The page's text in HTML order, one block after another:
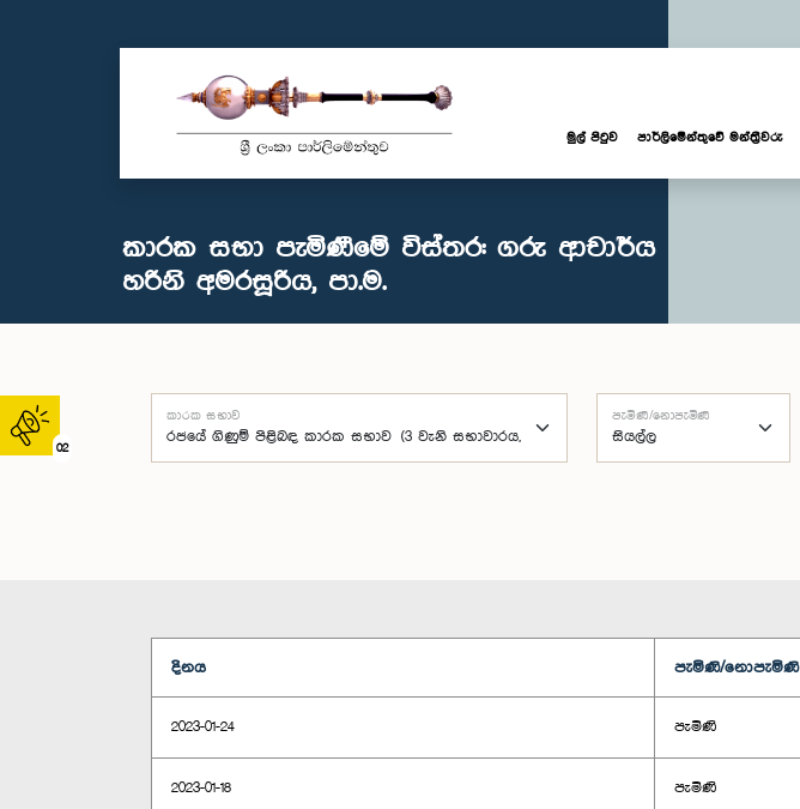
02
මුල් පිටුව පාර්ලි‌මේන්තුවේ මන්ත්‍රීවරු
කාරක සභා පැමිණීමේ විස්තර: ගරු ආචාර්ය
හරිනි අමරසූරිය, පා.ම.
කාරක සභාව පැමිණි/නොපැමිණි
දිනය පැමිණි/නොපැමිණි
2023-01-24 පැමිණි
2023-01-18 පැමිණි